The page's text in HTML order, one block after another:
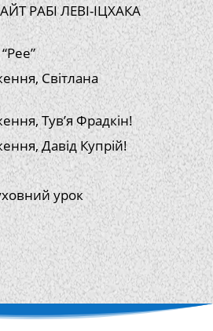
РАБІ ЛЕВІ-ІЦХАКА
Світлана
Тув’я Фрадкін!
Давід Купрій!
урок